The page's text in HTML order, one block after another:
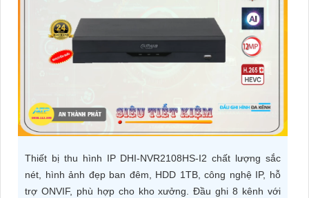
DỊCH
Thiết bị thu hình IP DHI-NVR2108HS-I2 chất lượng sắc
nét, hình ảnh đẹp ban đêm, HDD 1TB, công nghệ IP, hỗ
trợ ONVIF, phù hợp cho kho xưởng. Đầu ghi 8 kênh với